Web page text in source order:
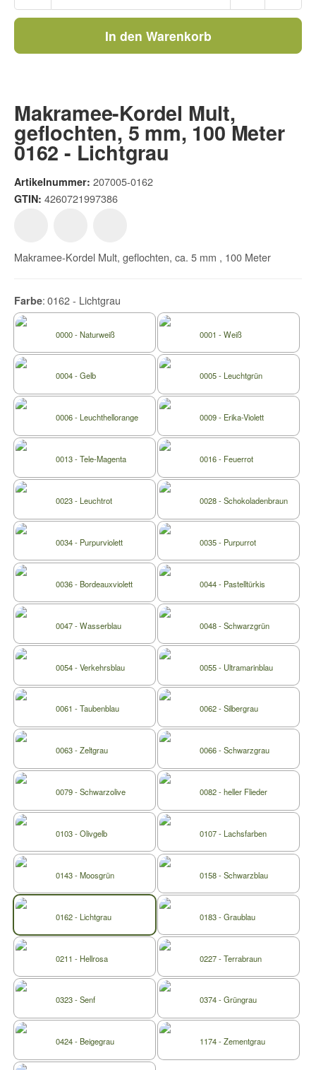
In den Warenkorb
Makramee-Kordel Mult,
geflochten, 5 mm, 100 Meter
0162 - Lichtgrau
Artikelnummer: 207005-0162
GTIN: 4260721997386
Makramee-Kordel Mult, geflochten, ca. 5 mm , 100 Meter
Farbe 0162 - Lichtgrau
0000 - Naturweiß 0001 - Weiß
0004 - Gelb 0005 - Leuchtgrün
0006 - Leuchthellorange 0009 - Erika-Violett
0013 - Tele-Magenta 0016 - Feuerrot
0023 - Leuchtrot 0028 - Schokoladenbraun
0034 - Purpurviolett 0035 - Purpurrot
0036 - Bordeauxviolett 0044 - Pastelltürkis
0047 - Wasserblau 0048 - Schwarzgrün
0054 - Verkehrsblau 0055 - Ultramarinblau
0061 - Taubenblau 0062 - Silbergrau
0063 - Zeltgrau 0066 - Schwarzgrau
0079 - Schwarzolive 0082 - heller Flieder
0103 - Olivgelb 0107 - Lachsfarben
0143 - Moosgrün 0158 - Schwarzblau
0162 - Lichtgrau 0183 - Graublau
0211 - Hellrosa 0227 - Terrabraun
0323 - Senf 0374 - Grüngrau
0424 - Beigegrau 1174 - Zementgrau